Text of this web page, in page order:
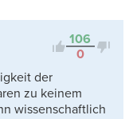
Kontrovers
106
0
der
zu keinem
wissenschaftlich